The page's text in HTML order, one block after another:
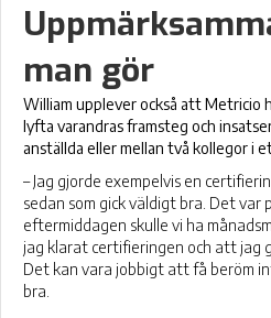
man gör
William upplever också att Metricio
lyfta varandras framsteg och
anställda eller mellan två kollegor i
– Jag gjorde exempelvis en
sedan som gick väldigt bra. Det var
eftermiddagen skulle vi ha
jag klarat certifieringen och att jag
Det kan vara jobbigt att få beröm
bra.